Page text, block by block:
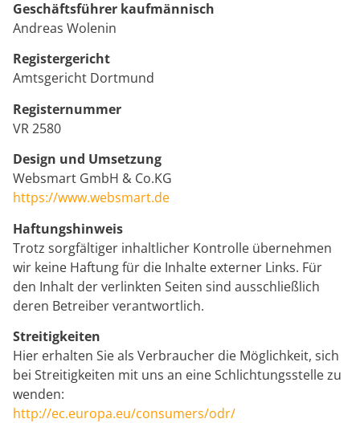
Geschäftsführer kaufmännisch
Andreas Wolenin
Registergericht
Amtsgericht Dortmund
Registernummer
VR 2580
Design und Umsetzung
Websmart GmbH & Co.KG
https://www.websmart.de
Haftungshinweis
Trotz sorgfältiger inhaltlicher Kontrolle übernehmen
wir keine Haftung für die Inhalte externer Links. Für
den Inhalt der verlinkten Seiten sind ausschließlich
deren Betreiber verantwortlich.
Streitigkeiten
Hier erhalten Sie als Verbraucher die Möglichkeit, sich
bei Streitigkeiten mit uns an eine Schlichtungsstelle zu
wenden:
http://ec.europa.eu/consumers/odr/